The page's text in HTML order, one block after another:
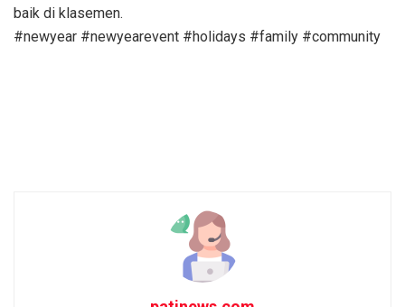
baik di klasemen.
#newyear #newyearevent #holidays #family #community